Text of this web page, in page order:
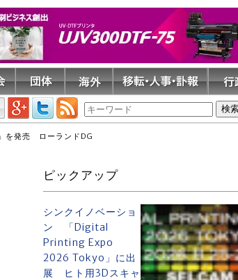
を発売 ローランドDG
ピックアップ
シンクイノベーショ
ン 「Digital
Printing Expo
2026 Tokyo」に出
展 ヒト用3Dスキャ